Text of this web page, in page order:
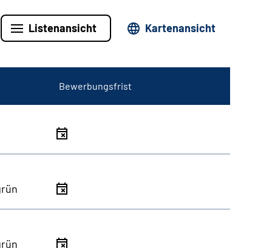
Listenansicht Kartenansicht
Bewerbungsfrist